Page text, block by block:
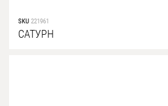
SKU 221961
САТУРН